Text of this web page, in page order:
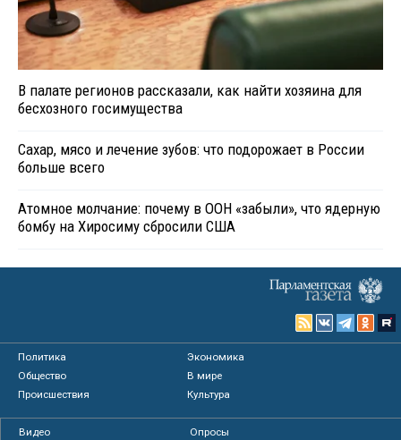
В палате регионов рассказали, как найти хозяина для
бесхозного госимущества
Сахар, мясо и лечение зубов: что подорожает в России
больше всего
Атомное молчание: почему в ООН «забыли», что ядерную
бомбу на Хиросиму сбросили США
Политика
Экономика
Общество
В мире
Происшествия
Культура
Видео
Опросы